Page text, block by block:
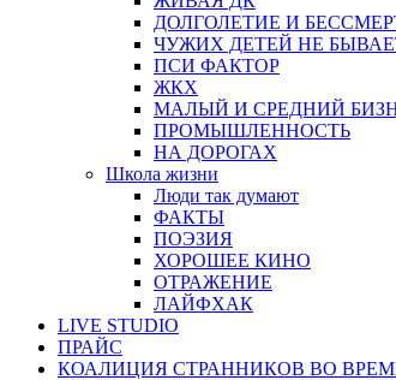
ДОЛГОЛЕТИЕ И
ЧУЖИХ ДЕТЕЙ НЕ
ПСИ ФАКТОР
ЖКХ
МАЛЫЙ И СРЕДНИЙ
ПРОМЫШЛЕННОСТЬ
НА ДОРОГАХ
Школа жизни
Люди так думают
ФАКТЫ
ПОЭЗИЯ
ХОРОШЕЕ КИНО
ОТРАЖЕНИЕ
ЛАЙФХАК
LIVE STUDIO
ПРАЙС
КОАЛИЦИЯ СТРАННИКОВ ВО